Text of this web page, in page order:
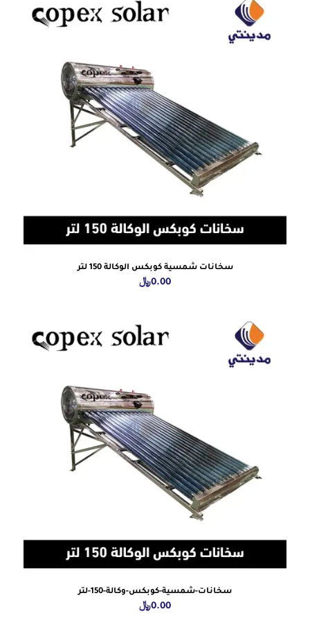
سخانات شمسية كوبكس الوكالة 150 لتر
0.00﷼
سخانات-شمسية-كوبكس-وكالة-150-لتر
0.00﷼